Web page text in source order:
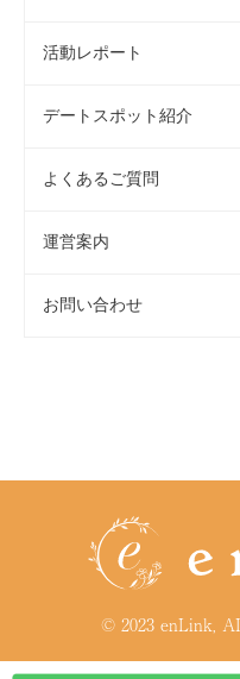
活動レポート
デートスポット紹介
よくあるご質問
運営案内
お問い合わせ
© 2023 enLink,